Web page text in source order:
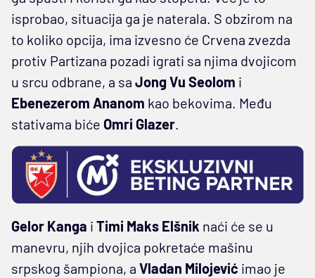
isprobao, situacija ga je naterala. S obzirom na
to koliko opcija, ima izvesno će Crvena zvezda
protiv Partizana pozadi igrati sa njima dvojicom
u srcu odbrane, a sa Jong Vu Seolom i
Ebenezerom Ananom kao bekovima. Među
stativama biće Omri Glazer.
Gelor Kanga i Timi Maks Elšnik naći će se u
manevru, njih dvojica pokretaće mašinu
srpskog šampiona, a Vladan Milojević imao je